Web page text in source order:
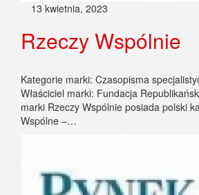
13 kwietnia, 2023
Rzeczy Wspólnie
Kategorie marki: Czasopisma
Właściciel marki: Fundacja
marki Rzeczy Wspólnie posiada polski
Wspólne –…